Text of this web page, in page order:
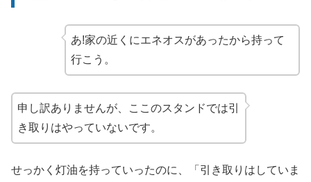
あ!家の近くにエネオスがあったから持って
行こう。
申し訳ありませんが、ここのスタンドでは引
き取りはやっていないです。
せっかく灯油を持っていったのに、「引き取りはしていま